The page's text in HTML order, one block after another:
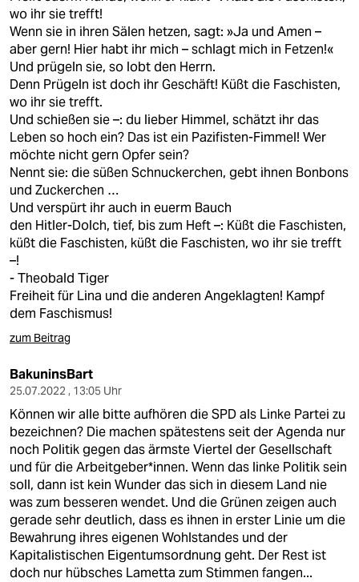
wo ihr sie trefft!
Wenn sie in ihren Sälen hetzen, sagt: »Ja und Amen –
aber gern! Hier habt ihr mich – schlagt mich in Fetzen!«
Und prügeln sie, so lobt den Herrn.
Denn Prügeln ist doch ihr Geschäft! Küßt die Faschisten,
wo ihr sie trefft.
Und schießen sie –: du lieber Himmel, schätzt ihr das
Leben so hoch ein? Das ist ein Pazifisten-Fimmel! Wer
möchte nicht gern Opfer sein?
Nennt sie: die süßen Schnuckerchen, gebt ihnen Bonbons
und Zuckerchen …
Und verspürt ihr auch in euerm Bauch
den Hitler-Dolch, tief, bis zum Heft –: Küßt die Faschisten,
küßt die Faschisten, küßt die Faschisten, wo ihr sie trefft
–!
- Theobald Tiger
Freiheit für Lina und die anderen Angeklagten! Kampf
dem Faschismus!
zum Beitrag
BakuninsBart
25.07.2022 , 13:05 Uhr
Können wir alle bitte aufhören die SPD als Linke Partei zu
bezeichnen? Die machen spätestens seit der Agenda nur
noch Politik gegen das ärmste Viertel der Gesellschaft
und für die Arbeitgeber*innen. Wenn das linke Politik sein
soll, dann ist kein Wunder das sich in diesem Land nie
was zum besseren wendet. Und die Grünen zeigen auch
gerade sehr deutlich, dass es ihnen in erster Linie um die
Bewahrung ihres eigenen Wohlstandes und der
Kapitalistischen Eigentumsordnung geht. Der Rest ist
doch nur hübsches Lametta zum Stimmen fangen...